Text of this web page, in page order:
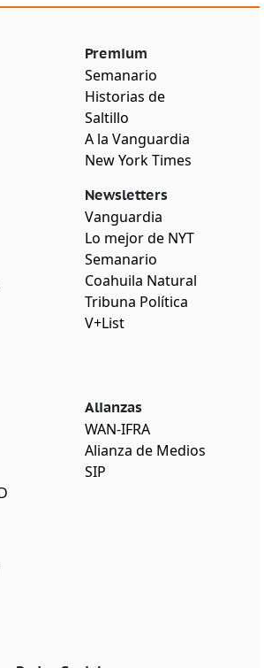
Premium
Semanario
Historias de
Saltillo
A la Vanguardia
New York Times
Newsletters
Vanguardia
Lo mejor de NYT
Semanario
Coahuila Natural
Tribuna Política
V+List
Alianzas
WAN-IFRA
Alianza de Medios
SIP